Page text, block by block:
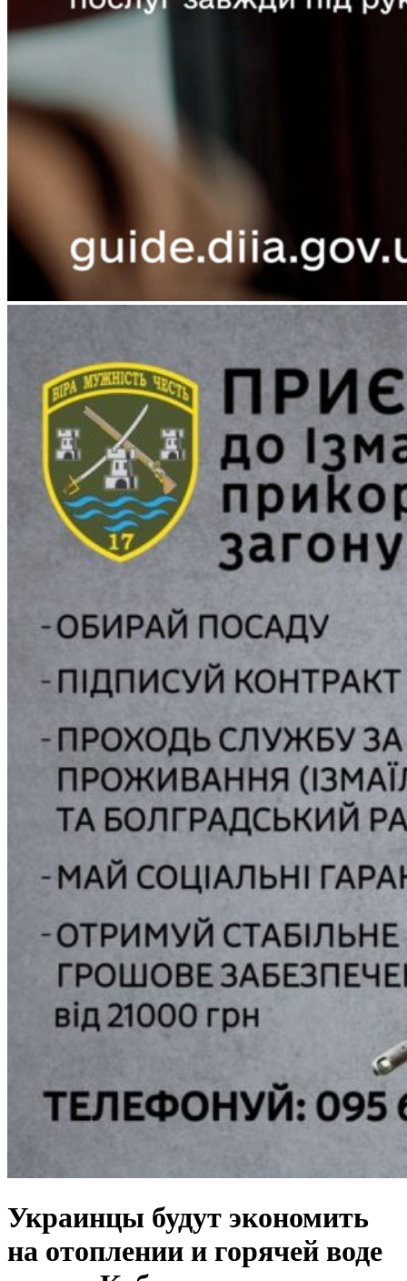
Украинцы будут экономить
на отоплении и горячей воде